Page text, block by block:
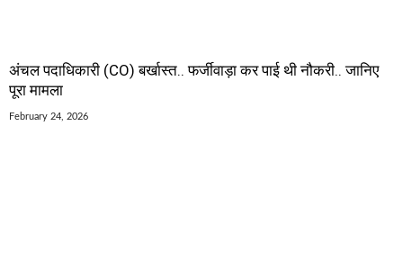
अंचल पदाधिकारी (CO) बर्खास्त.. फर्जीवाड़ा कर पाई थी नौकरी.. जानिए
पूरा मामला
February 24, 2026